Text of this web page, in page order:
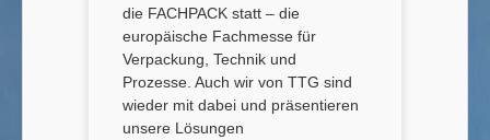
die FACHPACK statt – die
europäische Fachmesse für
Verpackung, Technik und
Prozesse. Auch wir von TTG sind
wieder mit dabei und präsentieren
unsere Lösungen